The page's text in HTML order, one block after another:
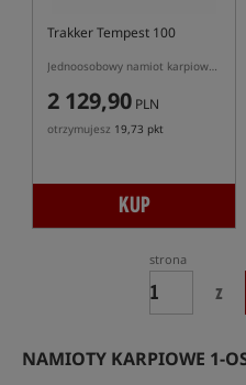
Trakker Tempest 100
Jednoosobowy namiot karpiowy Trakker Tempest 100
2 129,90 PLN
otrzymujesz 19,73 pkt
KUP
strona
z
NAMIOTY KARPIOWE 1-